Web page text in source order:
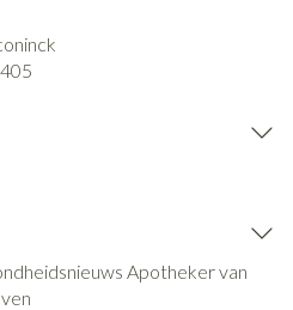
Apotheker van